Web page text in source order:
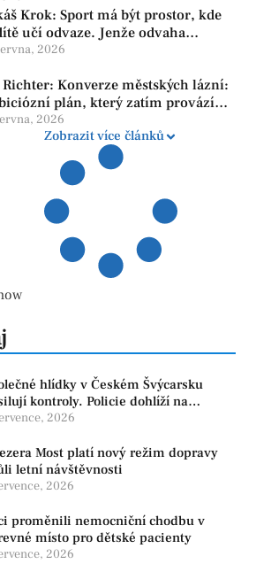
Krok: Sport má být prostor, kde
učí odvaze. Jenže odvaha
tam, kde se bojí udělat chybu.
2026
Konverze městských lázní:
plán, který zatím provází
otazníků než jistot
2026
Zobrazit více článků
hlídky v Českém Švýcarsku
kontroly. Policie dohlíží na
i ochranu přírody
2026
Most platí nový režim dopravy
letní návštěvnosti
2026
proměnili nemocniční chodbu v
místo pro dětské pacienty
2026